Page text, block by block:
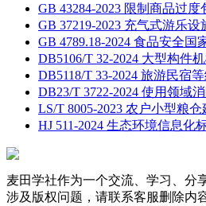
GB 43284-2023 限制商品过
GB 37219-2023 充气式游乐设
GB 4789.18-2024 食品安全国
DB5106/T 32-2024 大型构件
DB5118/T 33-2024 旅游民宿
DB23/T 3722-2024 使用领域
LS/T 8005-2023 农户小型粮
HJ 511-2024 生态环境信息化
麦田学社作为一个交流、学习、分
涉及版权问题，请联系客服删除内容